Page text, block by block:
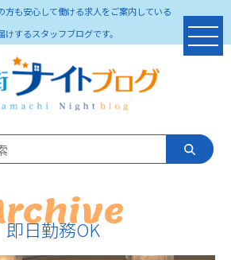
方も安心して働ける求人をご案内している
けするスタッフブログです。
即日勤務OK